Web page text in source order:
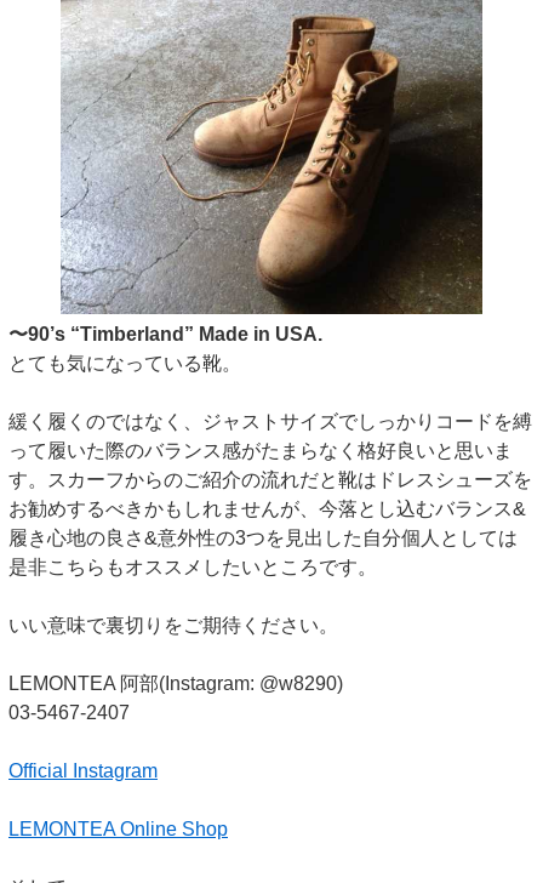
〜90’s “Timberland” Made in USA.
とても気になっている靴。
緩く履くのではなく、ジャストサイズでしっかりコードを縛
って履いた際のバランス感がたまらなく格好良いと思いま
す。スカーフからのご紹介の流れだと靴はドレスシューズを
お勧めするべきかもしれませんが、今落とし込むバランス&
履き心地の良さ&意外性の3つを見出した自分個人としては
是非こちらもオススメしたいところです。
いい意味で裏切りをご期待ください。
LEMONTEA 阿部(Instagram: @w8290)
03-5467-2407
Official Instagram
LEMONTEA Online Shop